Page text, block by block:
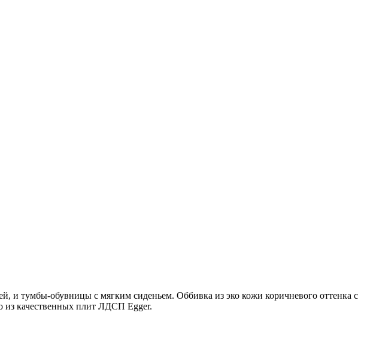
и тумбы-обувницы с мягким сиденьем. Оббивка из эко кожи коричневого оттенка с
из качественных плит ЛДСП Egger.